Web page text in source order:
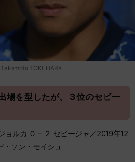
TOKUHARA
場を型したが、３位のセビー
ョルカ ０ – ２ セビージャ／2019年12
・ソン・モイシュ